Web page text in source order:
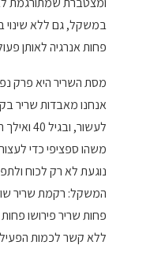
במשקל, גם ללא שינוי
פחות אנרגיה לאותן
לעשור,
משהו ספציפי כדי
נוגעת לא רק לכוח
המשקל: רקמת שריר
פחות שריר פירושו
ללא קשר לכמות